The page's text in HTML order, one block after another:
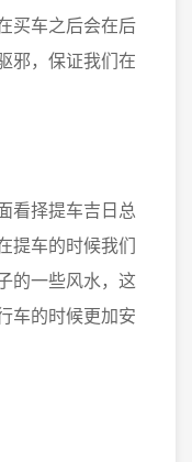
买车之后会在后
邪，保证我们在
择提车吉日总
提车的时候我们
的一些风水，这
车的时候更加安